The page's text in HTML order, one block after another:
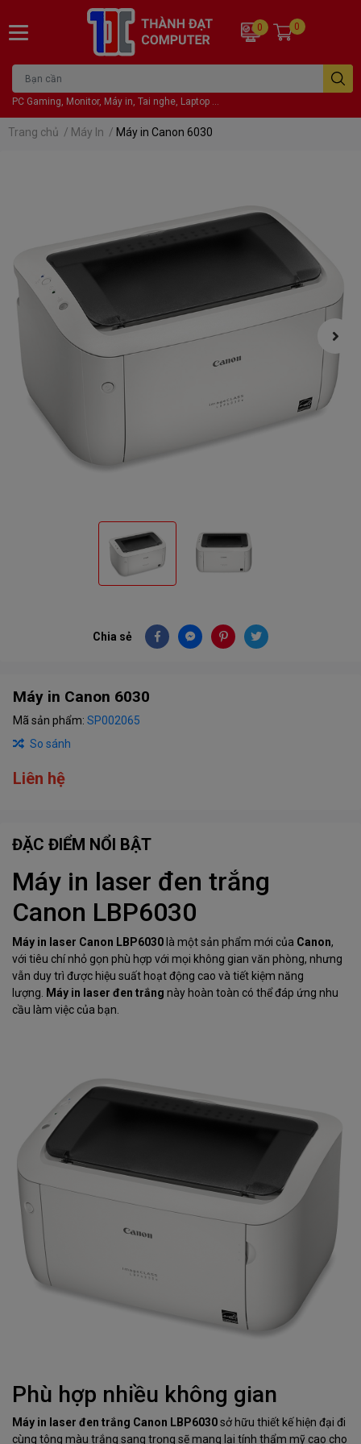
PC Gaming, Monitor, Máy in, Tai nghe, Laptop ...
0 0
Trang chủ / Máy In / Máy in Canon 6030
Chia sẻ
Máy in Canon 6030
Mã sản phẩm: SP002065
So sánh
Liên hệ
ĐẶC ĐIỂM NỔI BẬT
Máy in laser đen trắng
Canon LBP6030
Máy in laser Canon LBP6030 là một sản phẩm mới của Canon,
với tiêu chí nhỏ gọn phù hợp với mọi không gian văn phòng, nhưng
vẫn duy trì được hiệu suất hoạt động cao và tiết kiệm năng
lượng.
Máy in laser đen trắng này hoàn toàn có thể đáp ứng nhu
cầu làm việc của bạn.
Phù hợp nhiều không gian
Máy in laser đen trắng Canon LBP6030sở hữu thiết kế hiện đại đi
cùng tông màu trắng sang trọng sẽ mang lại tính thẩm mỹ cao cho